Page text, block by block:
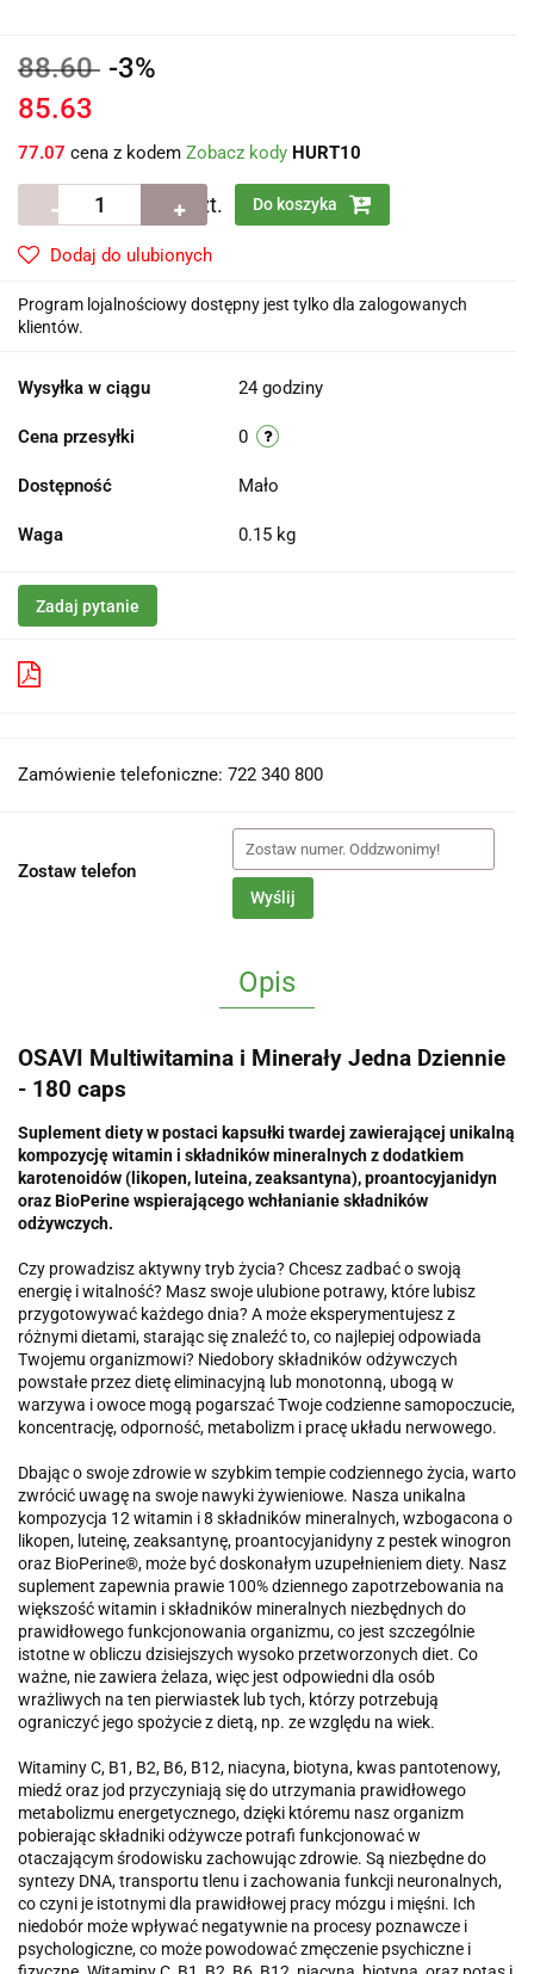
88.60 -3%
85.63
77.07 cena z kodem Zobacz kody HURT10
szt. Do koszyka
Dodaj do ulubionych
Program lojalnościowy dostępny jest tylko dla zalogowanych
klientów.
Wysyłka w ciągu 24 godziny
Cena przesyłki 0
Dostępność Mało
Waga 0.15 kg
Zadaj pytanie
Zamówienie telefoniczne: 722 340 800
Zostaw telefon
Wyślij
Opis
OSAVI Multiwitamina i Minerały Jedna Dziennie
- 180 caps
Suplement diety w postaci kapsułki twardej zawierającej unikalną
kompozycję witamin i składników mineralnych z dodatkiem
karotenoidów (likopen, luteina, zeaksantyna), proantocyjanidyn
oraz BioPerine wspierającego wchłanianie składników
odżywczych.
Czy prowadzisz aktywny tryb życia? Chcesz zadbać o swoją
energię i witalność? Masz swoje ulubione potrawy, które lubisz
przygotowywać każdego dnia? A może eksperymentujesz z
różnymi dietami, starając się znaleźć to, co najlepiej odpowiada
Twojemu organizmowi? Niedobory składników odżywczych
powstałe przez dietę eliminacyjną lub monotonną, ubogą w
warzywa i owoce mogą pogarszać Twoje codzienne samopoczucie,
koncentrację, odporność, metabolizm i pracę układu nerwowego.
Dbając o swoje zdrowie w szybkim tempie codziennego życia, warto
zwrócić uwagę na swoje nawyki żywieniowe. Nasza unikalna
kompozycja 12 witamin i 8 składników mineralnych, wzbogacona o
likopen, luteinę, zeaksantynę, proantocyjanidyny z pestek winogron
oraz BioPerine®, może być doskonałym uzupełnieniem diety. Nasz
suplement zapewnia prawie 100% dziennego zapotrzebowania na
większość witamin i składników mineralnych niezbędnych do
prawidłowego funkcjonowania organizmu, co jest szczególnie
istotne w obliczu dzisiejszych wysoko przetworzonych diet. Co
ważne, nie zawiera żelaza, więc jest odpowiedni dla osób
wrażliwych na ten pierwiastek lub tych, którzy potrzebują
ograniczyć jego spożycie z dietą, np. ze względu na wiek.
Witaminy C, B1, B2, B6, B12, niacyna, biotyna, kwas pantotenowy,
miedź oraz jod przyczyniają się do utrzymania prawidłowego
metabolizmu energetycznego, dzięki któremu nasz organizm
pobierając składniki odżywcze potrafi funkcjonować w
otaczającym środowisku zachowując zdrowie. Są niezbędne do
syntezy DNA, transportu tlenu i zachowania funkcji neuronalnych,
co czyni je istotnymi dla prawidłowej pracy mózgu i mięśni. Ich
niedobór może wpływać negatywnie na procesy poznawcze i
psychologiczne, co może powodować zmęczenie psychiczne i